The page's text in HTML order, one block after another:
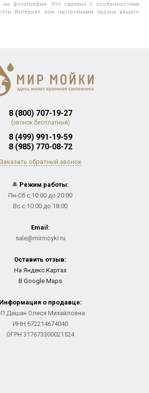
на фотографии. Это связано с особенностями
Интернет или настройками экрана вашего
8 (800) 707-19-27
(звонок бесплатный)
8 (499) 991-19-59
8 (985) 770-08-72
Заказать обратный звонок
🔔 Режим работы:
Пн-Сб с 10:00 до 20:00
Вс с 10:00 до 18:00
Email:
sale@mirmoyki.ru
Оставить отзыв:
На Яндекс.Картах
В Google Maps
Информация о продавце:
Дешан Олеся Михайловна
ИНН 672214674040
ОГРН 317673300021524